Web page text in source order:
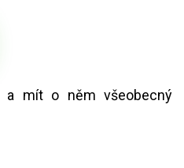
a mít o něm všeobecný